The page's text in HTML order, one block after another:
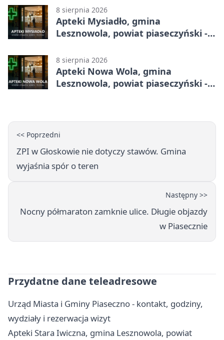
8 sierpnia 2026
Apteki Mysiadło, gmina
Lesznowola, powiat piaseczyński -
8 sierpnia 2026
Apteki Nowa Wola, gmina
Lesznowola, powiat piaseczyński -
<< Poprzedni
ZPI w Głoskowie nie dotyczy stawów. Gmina
wyjaśnia spór o teren
Następny >>
Nocny półmaraton zamknie ulice. Długie objazdy
w Piasecznie
Przydatne dane teleadresowe
Urząd Miasta i Gminy Piaseczno - kontakt, godziny,
wydziały i rezerwacja wizyt
Apteki Stara Iwiczna, gmina Lesznowola, powiat